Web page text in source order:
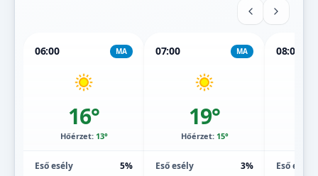
06:00 MA
16°
Hőérzet: 13°
Eső esély
5%
07:00 MA
19°
Hőérzet: 15°
Eső esély
3%
08:00
Eső esély